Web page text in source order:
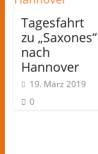
Tagesfahrt
zu „Saxones“
nach
Hannover
19. März 2019
0